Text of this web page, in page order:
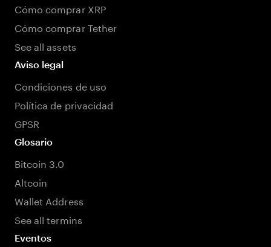
Cómo comprar XRP
Cómo comprar Tether
See all assets
Aviso legal
Condiciones de uso
Política de privacidad
GPSR
Glosario
Bitcoin 3.0
Altcoin
Wallet Address
See all termins
Eventos